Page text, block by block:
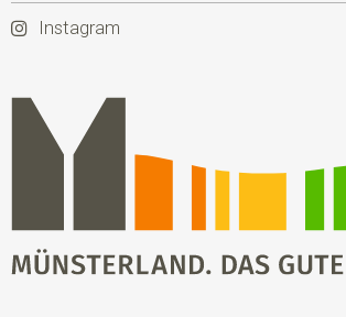
Instagram